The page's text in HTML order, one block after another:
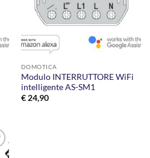
DOMOTICA
Modulo INTERRUTTORE WiFi
intelligente AS-SM1
€24,90